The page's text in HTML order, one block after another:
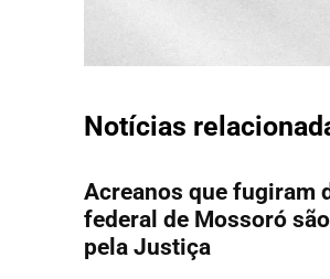
Notícias
Acreanos que fugiram
federal de Mossoró
pela Justiça